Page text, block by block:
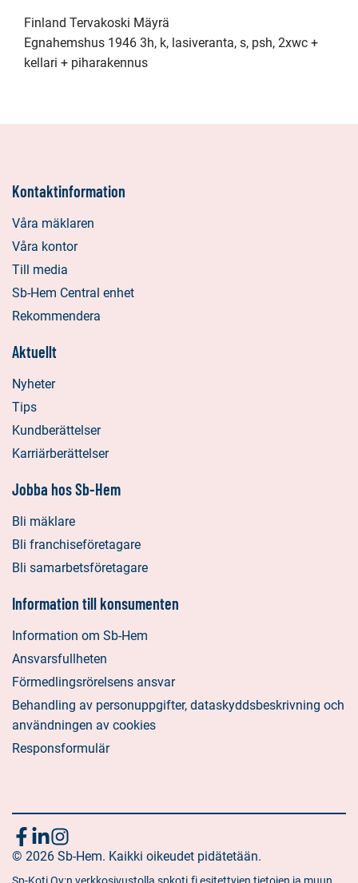
Finland Tervakoski Mäyrä
Egnahemshus 1946 3h, k, lasiveranta, s, psh, 2xwc +
kellari + piharakennus
Kontaktinformation
Våra mäklaren
Våra kontor
Till media
Sb-Hem Central enhet
Rekommendera
Aktuellt
Nyheter
Tips
Kundberättelser
Karriärberättelser
Jobba hos Sb-Hem
Bli mäklare
Bli franchiseföretagare
Bli samarbetsföretagare
Information till konsumenten
Information om Sb-Hem
Ansvarsfullheten
Förmedlingsrörelsens ansvar
Behandling av personuppgifter, dataskyddsbeskrivning och
användningen av cookies
Responsformulär
Följ
oss
Sociala
media:
facebook
Sociala
media:
linkedin
Sociala
media:
instagram
© 2026 Sb-Hem. Kaikki oikeudet pidätetään.